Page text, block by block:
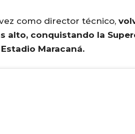
como director técnico,
alto, conquistando la
Maracaná.